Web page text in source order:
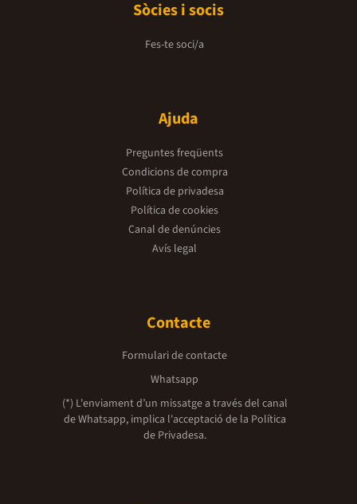
Sòcies i socis
Fes-te soci/a
Ajuda
Preguntes freqüents
Condicions de compra
Política de privadesa
Política de cookies
Canal de denúncies
Avís legal
Contacte
Formulari de contacte
Whatsapp
(*) L'enviament d’un missatge a través del canal
de Whatsapp, implica l'acceptació de la Política
de Privadesa.